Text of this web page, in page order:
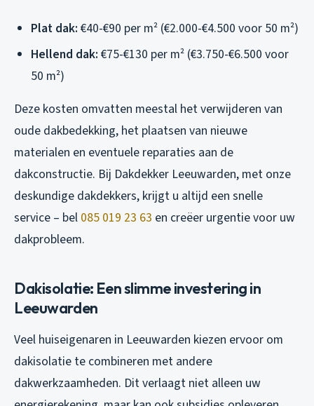
Plat dak: €40-€90 per m² (€2.000-€4.500 voor 50 m²)
Hellend dak: €75-€130 per m² (€3.750-€6.500 voor
50 m²)
Deze kosten omvatten meestal het verwijderen van
oude dakbedekking, het plaatsen van nieuwe
materialen en eventuele reparaties aan de
dakconstructie. Bij Dakdekker Leeuwarden, met onze
deskundige dakdekkers, krijgt u altijd een snelle
service – bel 085 019 23 63 en creëer urgentie voor uw
dakprobleem.
Dakisolatie: Een slimme investering in
Leeuwarden
Veel huiseigenaren in Leeuwarden kiezen ervoor om
dakisolatie te combineren met andere
dakwerkzaamheden. Dit verlaagt niet alleen uw